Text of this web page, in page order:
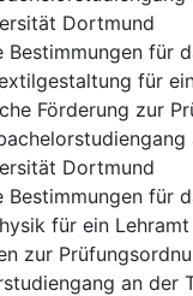
Dortmund
Bestimmungen für
für
Förderung zur
Dortmund
Bestimmungen für
für ein
zur
an der